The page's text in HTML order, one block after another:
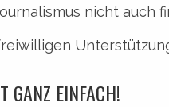
nicht auch
GANZ EINFACH!